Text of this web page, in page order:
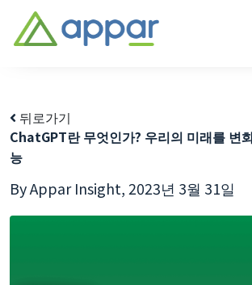
뒤로가기
ChatGPT란 무엇인가? 우리의 미래를 변
능
By Appar Insight, 2023년 3월 31일